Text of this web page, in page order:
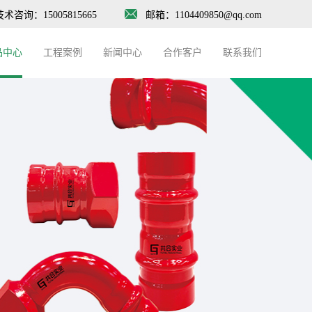
术咨询：15005815665 邮箱：1104409850@qq.com
中心 工程案例 新闻中心 合作客户 联系我们